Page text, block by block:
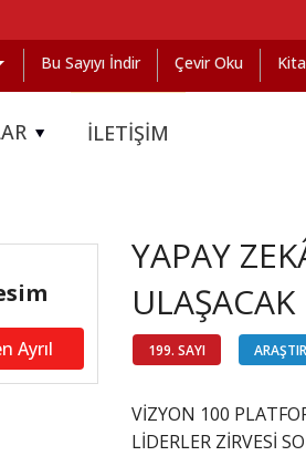
Bu Sayıyı İndir Çevir Oku
İLETİŞİM
Ayrıl
YAPAY
ULAŞACAK
199. SAYI
VİZYON 100
LİDERLER ZİRVESİ